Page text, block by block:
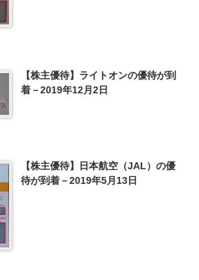
【株主優待】ライトオンの優待が到
着－2019年12月2日
【株主優待】日本航空（JAL）の優
待が到着－2019年5月13日